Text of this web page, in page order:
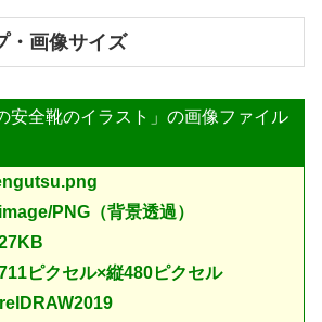
・画像サイズ
安全靴のイラスト」の画像ファイル
PNG（背景透過）
ピクセル×縦480ピクセル